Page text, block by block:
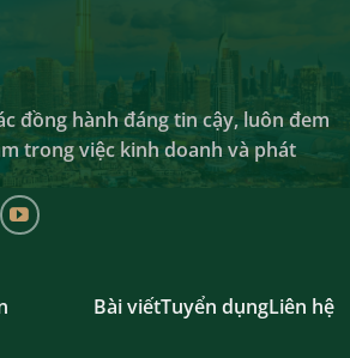
đồng hành đáng tin cậy, luôn đem
trong việc kinh doanh và phát
Bài viếtTuyển dụngLiên hệ